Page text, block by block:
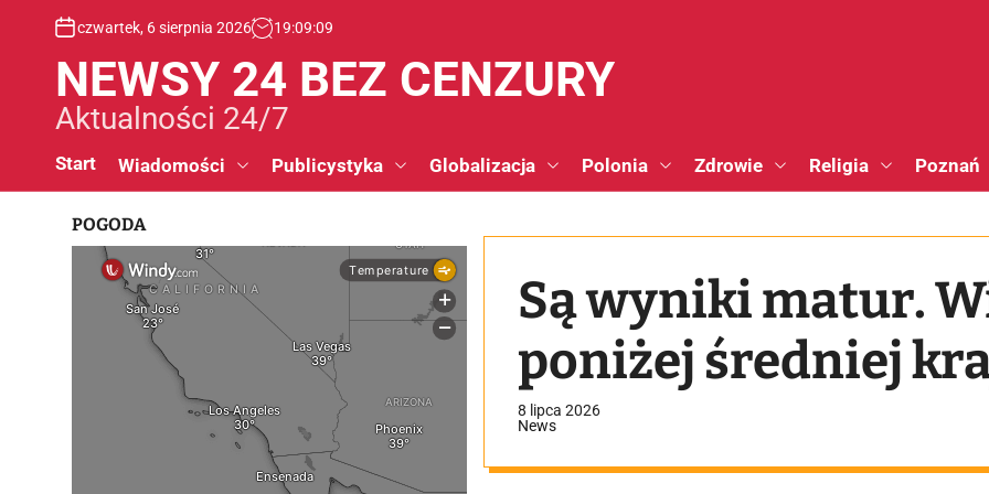
czwartek, 6 sierpnia 2026 19:09:09
NEWSY 24 BEZ CENZURY
Aktualności 24/7
Start Wiadomości Publicystyka Globalizacja Polonia Zdrowie Religia Poznań
Są wyniki matur.
poniżej średniej
8 lipca 2026
News
POGODA